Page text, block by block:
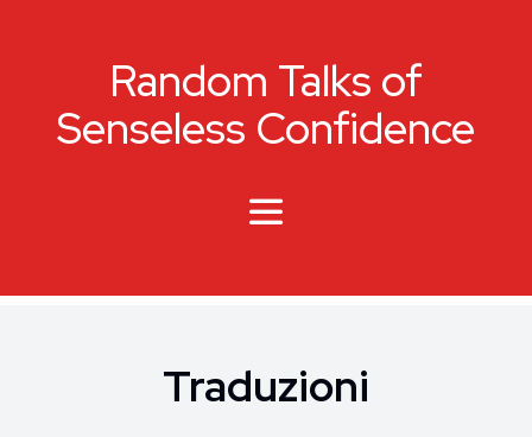
Random Talks of
Senseless Confidence
Traduzioni